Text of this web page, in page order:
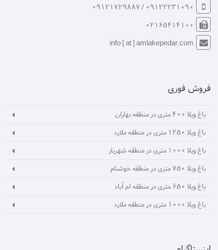
09122231090 / 09121729887
02165414100
info [ at ] amlakepedar.com
فروش فوری
باغ ویلا 400 متری در منطقه بهاران
باغ ویلا 1250 متری در منطقه ملارد
باغ ویلا 1000 متری در منطقه شهریار
باغ ویلا 750 متری در منطقه خوشنام
باغ ویلا 650 متری در منطقه لم آباد
باغ ویلا 1000 متری در منطقه ملارد